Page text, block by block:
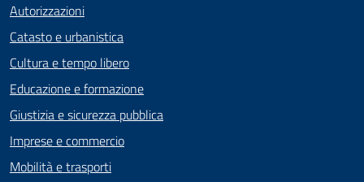
Autorizzazioni
Catasto e urbanistica
Cultura e tempo libero
Educazione e formazione
Giustizia e sicurezza pubblica
Imprese e commercio
Mobilità e trasporti